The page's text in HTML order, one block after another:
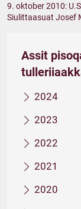
9. oktober 2010:
Siulittaasuat Josef
Assit
2024
2023
2022
2021
2020